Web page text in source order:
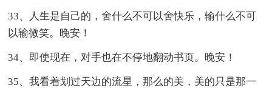
33、人生是自己的，舍什么不可以舍快乐，输什么不可
以输微笑。晚安！
34、即使现在，对手也在不停地翻动书页。晚安！
35、我看着划过天边的流星，那么的美，美的只是那一